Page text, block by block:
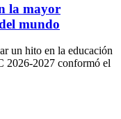
la mayor
mundo
un hito en la educación
2026-2027 conformó el